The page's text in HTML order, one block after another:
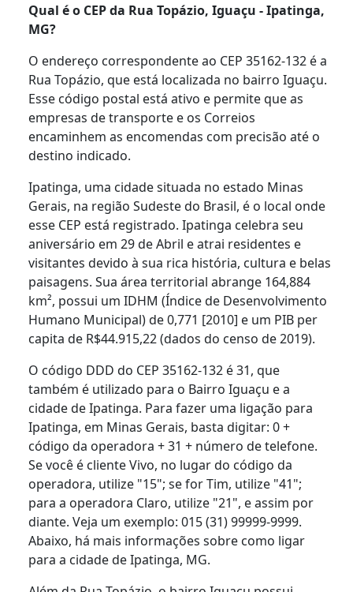
Qual é o CEP da Rua Topázio, Iguaçu - Ipatinga,
MG?
O endereço correspondente ao CEP 35162-132 é a
Rua Topázio, que está localizada no bairro Iguaçu.
Esse código postal está ativo e permite que as
empresas de transporte e os Correios
encaminhem as encomendas com precisão até o
destino indicado.
Ipatinga, uma cidade situada no estado Minas
Gerais, na região Sudeste do Brasil, é o local onde
esse CEP está registrado. Ipatinga celebra seu
aniversário em 29 de Abril e atrai residentes e
visitantes devido à sua rica história, cultura e belas
paisagens. Sua área territorial abrange 164,884
km², possui um IDHM (Índice de Desenvolvimento
Humano Municipal) de 0,771 [2010] e um PIB per
capita de R$44.915,22 (dados do censo de 2019).
O código DDD do CEP 35162-132 é 31, que
também é utilizado para o Bairro Iguaçu e a
cidade de Ipatinga. Para fazer uma ligação para
Ipatinga, em Minas Gerais, basta digitar: 0 +
código da operadora + 31 + número de telefone.
Se você é cliente Vivo, no lugar do código da
operadora, utilize "15"; se for Tim, utilize "41";
para a operadora Claro, utilize "21", e assim por
diante. Veja um exemplo: 015 (31) 99999-9999.
Abaixo, há mais informações sobre como ligar
para a cidade de Ipatinga, MG.